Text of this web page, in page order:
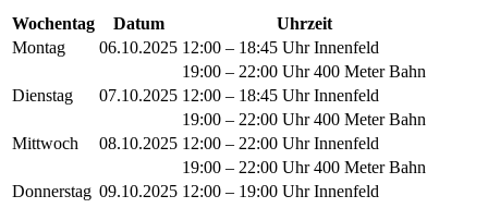
Wochentag Datum
Uhrzeit
Montag
06.10.2025 12:00 – 18:45 Uhr Innenfeld
19:00 – 22:00 Uhr 400 Meter Bahn
Dienstag
07.10.2025 12:00 – 18:45 Uhr Innenfeld
19:00 – 22:00 Uhr 400 Meter Bahn
Mittwoch
08.10.2025 12:00 – 22:00 Uhr Innenfeld
19:00 – 22:00 Uhr 400 Meter Bahn
Donnerstag 09.10.2025 12:00 – 19:00 Uhr Innenfeld